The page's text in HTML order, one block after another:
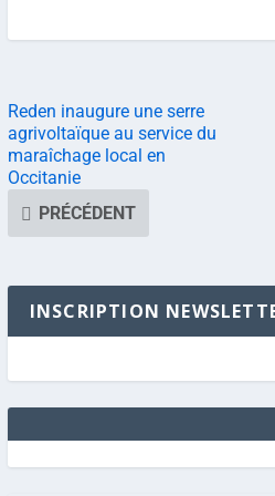
Reden inaugure une serre
agrivoltaïque au service du
maraîchage local en
Occitanie
PRÉCÉDENT
INSCRIPTION